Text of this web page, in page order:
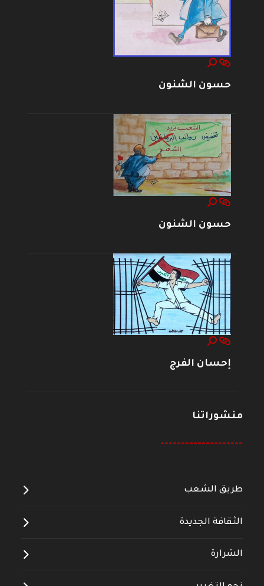
حسون الشنون
حسون الشنون
إحسان الفرج
منشوراتنا
--------------------
طريق الشعب
الثقافة الجديدة
الشرارة